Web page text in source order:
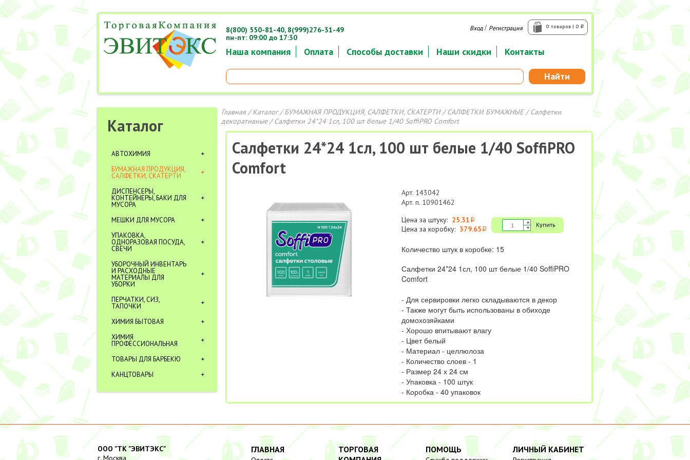
Наша компания Оплата Способы доставки Наши скидки Контакты
Найти
0 товаров | 0 i
Вход/ Регистрация
8(800) 550-81-40, 8(999)276-31-49
пн-пт: 09:00 до 17:30
Каталог
АВТОХИМИЯ
БУМАЖНАЯ ПРОДУКЦИЯ,
САЛФЕТКИ, СКАТЕРТИ
ДИСПЕНСЕРЫ,
КОНТЕЙНЕРЫ, БАКИ ДЛЯ
МУСОРА
МЕШКИ ДЛЯ МУСОРА
УПАКОВКА,
ОДНОРАЗОВАЯ ПОСУДА,
СВЕЧИ
УБОРОЧНЫЙ ИНВЕНТАРЬ
И РАСХОДНЫЕ
МАТЕРИАЛЫ ДЛЯ
УБОРКИ
ПЕРЧАТКИ, СИЗ,
ТАПОЧКИ
ХИМИЯ БЫТОВАЯ
ХИМИЯ
ПРОФЕССИОНАЛЬНАЯ
ТОВАРЫ ДЛЯ БАРБЕКЮ
КАНЦТОВАРЫ
Главная/Каталог/БУМАЖНАЯ ПРОДУКЦИЯ, САЛФЕТКИ, СКАТЕРТИ/САЛФЕТКИ БУМАЖНЫЕ/Салфетки
декоративные/ Салфетки 24*24 1сл, 100 шт белые 1/40 SoffiPRO Comfort
Салфетки 24*24 1сл, 100 шт белые 1/40 SoffiPRO
Comfort
Арт. 143042
Арт. п. 10901462
Цена за штуку: 25.31 i
Цена за коробку: 379.65 i
Купить
Количество штук в коробке: 15
Салфетки 24*24 1сл, 100 шт белые 1/40 SoffiPRO
Comfort
- Для сервировки легко складываются в декор
- Также могут быть использованы в обиходе
домохозяйками
- Хорошо впитывают влагу
- Цвет белый
- Материал - целлюлоза
- Количество слоев - 1
- Размер 24 х 24 см
- Упаковка - 100 штук
- Коробка - 40 упаковок
ООО "ТК "ЭВИТЭКС"
г. Москва
ГЛАВНАЯ
ТОРГОВАЯ
ПОМОЩЬ ЛИЧНЫЙ КАБИНЕТ